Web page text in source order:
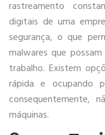
rastreamento
digitais de uma
segurança, o que
malwares que
trabalho. Existem
rápida e ocupando
consequentemente,
máquinas.